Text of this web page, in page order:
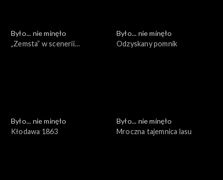
Było... nie minęło
„Zemsta” w scenerii
Było... nie minęło
Odzyskany pomnik
Było... nie minęło
Kłodawa 1863
Było... nie minęło
Mroczna tajemnica lasu